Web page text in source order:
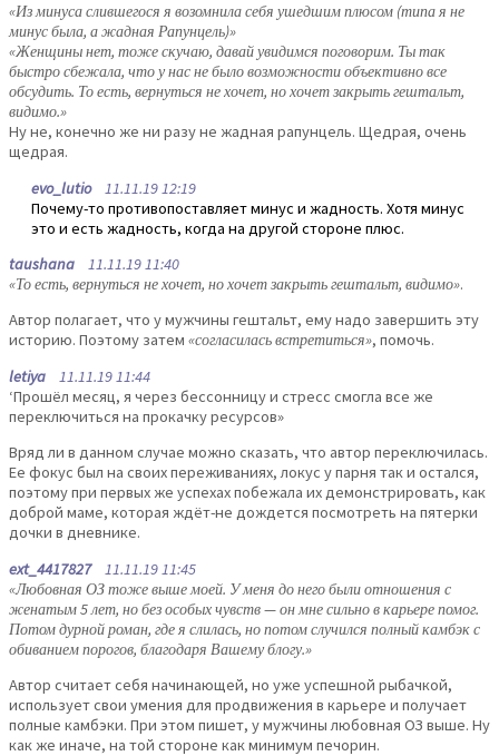
«Из минуса слившегося я возомнила себя ушедшим плюсом (типа я не
минус была, а жадная Рапунцель)»
«Женщины нет, тоже скучаю, давай увидимся поговорим. Ты так
быстро сбежала, что у нас не было возможности объективно все
обсудить. То есть, вернуться не хочет, но хочет закрыть гештальт,
видимо.»
Ну не, конечно же ни разу не жадная рапунцель. Щедрая, очень
щедрая.
evo_lutio11.11.19 12:19
Почему-то противопоставляет минус и жадность. Хотя минус
это и есть жадность, когда на другой стороне плюс.
taushana 11.11.19 11:40
«То есть, вернуться не хочет, но хочет закрыть гештальт, видимо».
Автор полагает, что у мужчины гештальт, ему надо завершить эту
историю. Поэтому затем «согласилась встретиться», помочь.
letiya 11.11.19 11:44
‘Прошёл месяц, я через бессонницу и стресс смогла все же
переключиться на прокачку ресурсов»
Вряд ли в данном случае можно сказать, что автор переключилась.
Ее фокус был на своих переживаниях, локус у парня так и остался,
поэтому при первых же успехах побежала их демонстрировать, как
доброй маме, которая ждёт-не дождется посмотреть на пятерки
дочки в дневнике.
ext_441782711.11.19 11:45
«Любовная ОЗ тоже выше моей. У меня до него были отношения с
женатым 5 лет, но без особых чувств — он мне сильно в карьере помог.
Потом дурной роман, где я слилась, но потом случился полный камбэк с
обиванием порогов, благодаря Вашему блогу.»
Автор считает себя начинающей, но уже успешной рыбачкой,
использует свои умения для продвижения в карьере и получает
полные камбэки. При этом пишет, у мужчины любовная ОЗ выше. Ну
как же иначе, на той стороне как минимум печорин.